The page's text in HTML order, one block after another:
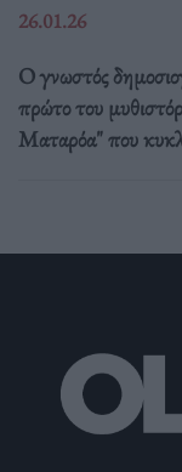
26.01.26
Ο γνωστός
πρώτο του
Ματαρόα" που